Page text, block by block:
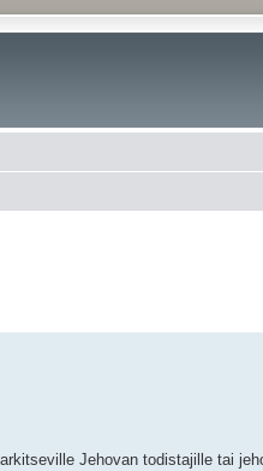
Jehovan todistajille tai